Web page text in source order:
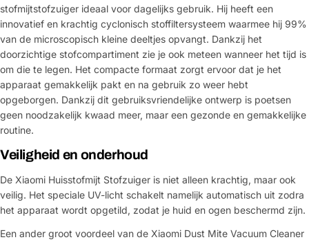
stofmijtstofzuiger ideaal voor dagelijks gebruik. Hij heeft een
innovatief en krachtig cyclonisch stoffiltersysteem waarmee hij 99%
van de microscopisch kleine deeltjes opvangt. Dankzij het
doorzichtige stofcompartiment zie je ook meteen wanneer het tijd is
om die te legen. Het compacte formaat zorgt ervoor dat je het
apparaat gemakkelijk pakt en na gebruik zo weer hebt
opgeborgen. Dankzij dit gebruiksvriendelijke ontwerp is poetsen
geen noodzakelijk kwaad meer, maar een gezonde en gemakkelijke
routine.
Veiligheid en onderhoud
De Xiaomi Huisstofmijt Stofzuiger is niet alleen krachtig, maar ook
veilig. Het speciale UV-licht schakelt namelijk automatisch uit zodra
het apparaat wordt opgetild, zodat je huid en ogen beschermd zijn.
Een ander groot voordeel van de Xiaomi Dust Mite Vacuum Cleaner